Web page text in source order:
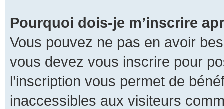
Pourquoi dois-je m’inscrire
Vous pouvez ne pas en avoir
vous devez vous inscrire pour
l’inscription vous permet de
inaccessibles aux visiteurs